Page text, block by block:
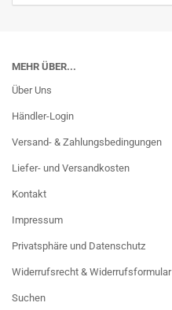
MEHR ÜBER...
Über Uns
Händler-Login
Versand- & Zahlungsbedingungen
Liefer- und Versandkosten
Kontakt
Impressum
Privatsphäre und Datenschutz
Widerrufsrecht & Widerrufsformular
Suchen